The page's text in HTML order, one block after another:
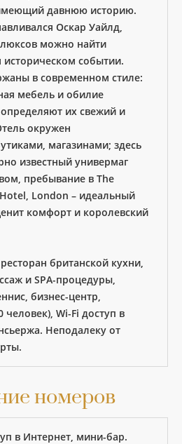
давнюю историю.
Оскар Уайлд,
можно найти
событии.
в современном стиле:
мебель и обилие
определяют их свежий и
окружен
магазинами; здесь
известный универмаг
пребывание в The
London – идеальный
комфорт и королевский
британской кухни,
и SPA-процедуры,
бизнес-центр,
Wi-Fi доступ в
Неподалеку от
номеров
в Интернет, мини-бар.